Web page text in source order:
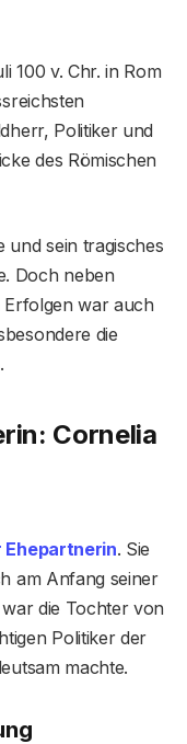
100 v. Chr. in Rom
Politiker und
des Römischen
und sein tragisches
Doch neben
Erfolgen war auch
die
Cornelia
Ehepartnerin. Sie
am Anfang seiner
die Tochter von
Politiker der
machte.